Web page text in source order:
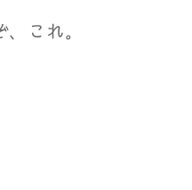
これ。